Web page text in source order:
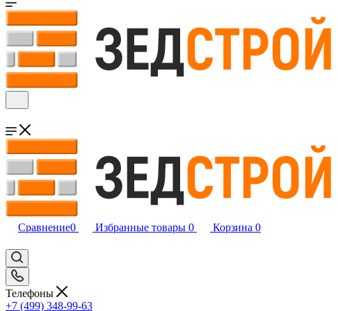
Сравнение0 Избранные товары 0 Корзина 0
Телефоны
+7 (499) 348-99-63